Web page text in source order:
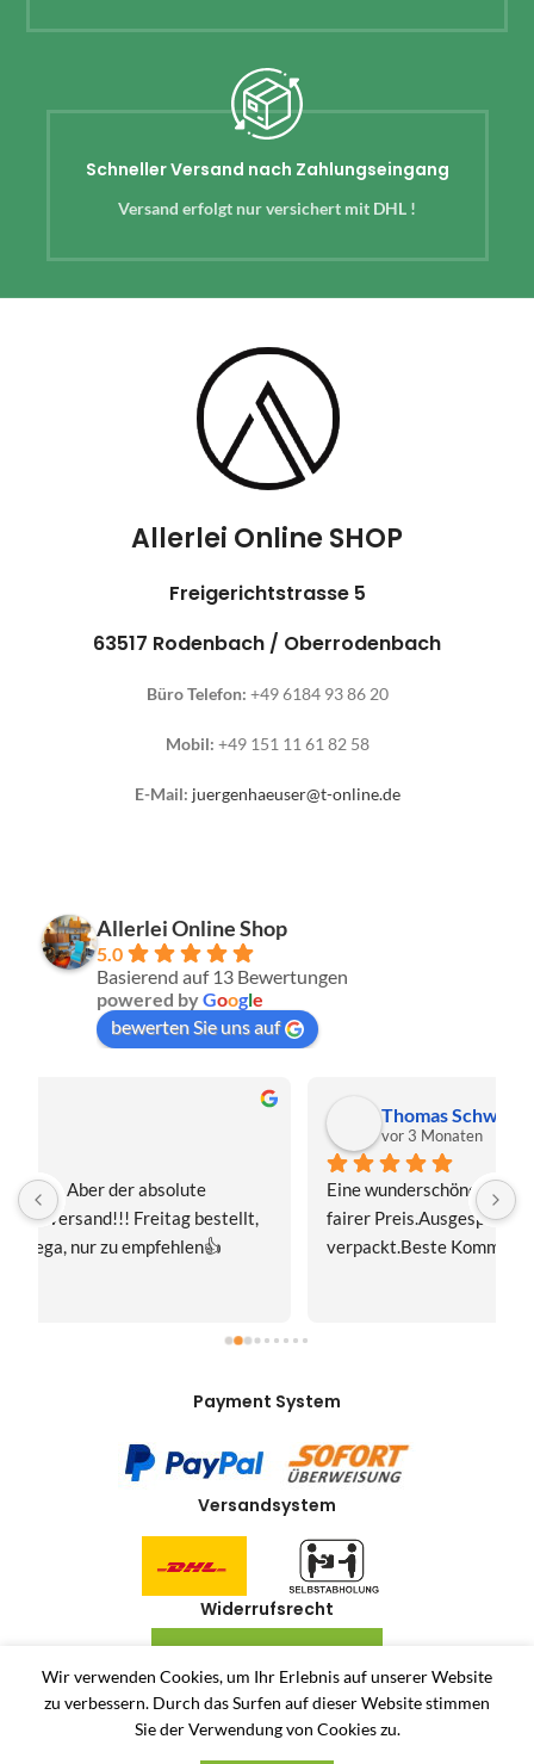
Schneller Versand nach Zahlungseingang
Versand erfolgt nur versichert mit DHL !
Allerlei Online SHOP
Freigerichtstrasse 5
63517 Rodenbach / Oberrodenbach
Büro Telefon: +49 6184 93 86 20
Mobil: +49 151 11 61 82 58
E-Mail: juergenhaeuser@t-online.de
Allerlei Online Shop
5.0
Basierend auf 13 Bewertungen
powered byGoogle
bewerten Sie uns auf
Thomas Schwaiger
Eine wunderschöne Hummel-Madonnenfigur.Sehr
fairer Preis.Ausgesprochen sorgfältig
verpackt.Beste Kommunikation.Gerne mal wieder!
Payment System
Versandsystem
Widerrufsrecht
Allerlei-Online 2024Dienstleistungen Häuser. Antiquitäten und Second Hand
Produkte Online Shop.
Wir verwenden Cookies, um Ihr Erlebnis auf unserer Website
zu verbessern. Durch das Surfen auf dieser Website stimmen
Sie der Verwendung von Cookies zu.